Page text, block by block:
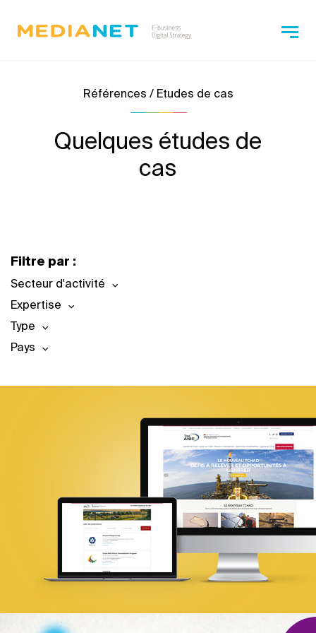
Références / Etudes de cas
Quelques études de
cas
Filtre par :
Secteur d'activité
Expertise
Type
Pays